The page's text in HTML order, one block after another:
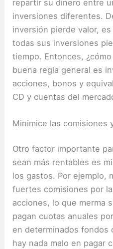
repartir su dinero entre
inversiones diferentes.
inversión pierde valor,
todas sus inversiones
tiempo. Entonces,
buena regla general es
acciones, bonos y
CD y cuentas del
Minimice las comisiones
Otro factor importante
sean más rentables es
los gastos. Por ejemplo,
fuertes comisiones por
acciones, lo que merma
pagan cuotas anuales
en determinados fondos
hay nada malo en pagar